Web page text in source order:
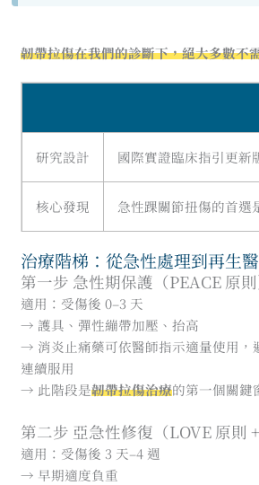
韌帶拉傷在我們的診斷下，絕大多數不
研究設計 國際實證臨床指引更新
核心發現 急性踝關節扭傷的首選
治療階梯：從急性處理到再生
第一步 急性期保護（PEACE 原則
適用：受傷後 0–3 天
→ 護具、彈性繃帶加壓、抬高
→ 消炎止痛藥可依醫師指示適量使用，
連續服用
→ 此階段是韌帶拉傷治療的第一個關鍵
第二步 亞急性修復（LOVE 原則 +
適用：受傷後 3 天–4 週
→ 早期適度負重